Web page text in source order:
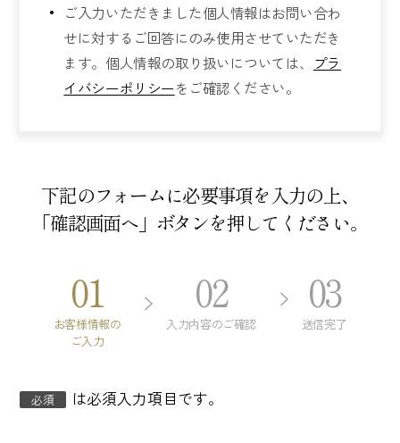
ご入力いただきました個人情報はお問い合わ
せに対するご回答にのみ使用させていただき
ます。個人情報の取り扱いについては、 プラ
イバシーポリシーをご確認ください。
下記のフォームに必要事項を入力の上、
「確認画面へ」ボタンを押してください。
01
お客様情報の
ご入力
（
こ
の
02
入力内容のご確認
03
送信完了
必須 は必須入力項目です。